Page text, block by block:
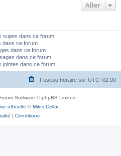
Aller
sujets dans ce forum
dans ce forum
dans ce forum
dans ce forum
jointes dans ce forum
Fuseau horaire sur UTC+02:00
Software © phpBB Limited
officielle ©Miles Cellar
| Conditions